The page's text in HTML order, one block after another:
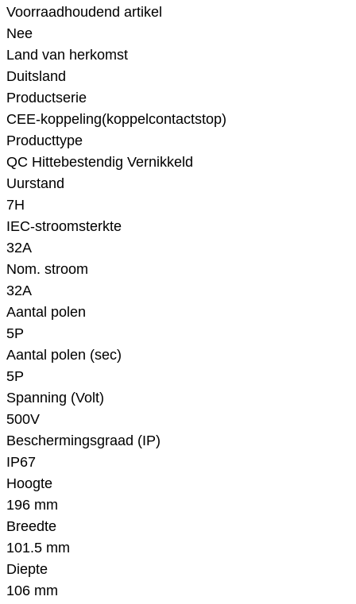
Voorraadhoudend artikel
Nee
Land van herkomst
Duitsland
Productserie
CEE-koppeling(koppelcontactstop)
Producttype
QC Hittebestendig Vernikkeld
Uurstand
7H
IEC-stroomsterkte
32A
Nom. stroom
32A
Aantal polen
5P
Aantal polen (sec)
5P
Spanning (Volt)
500V
Beschermingsgraad (IP)
IP67
Hoogte
196 mm
Breedte
101.5 mm
Diepte
106 mm